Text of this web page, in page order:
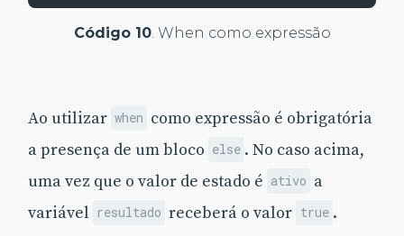
Código 10. When como expressão
Ao utilizar when como expressão é obrigatória
a presença de um bloco else . No caso acima,
uma vez que o valor de estado é ativo a
variável resultado receberá o valor true .